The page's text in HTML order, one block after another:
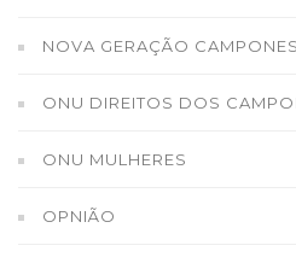
NOVA GERAÇÃO
ONU DIREITOS DOS
ONU MULHERES
OPNIÃO